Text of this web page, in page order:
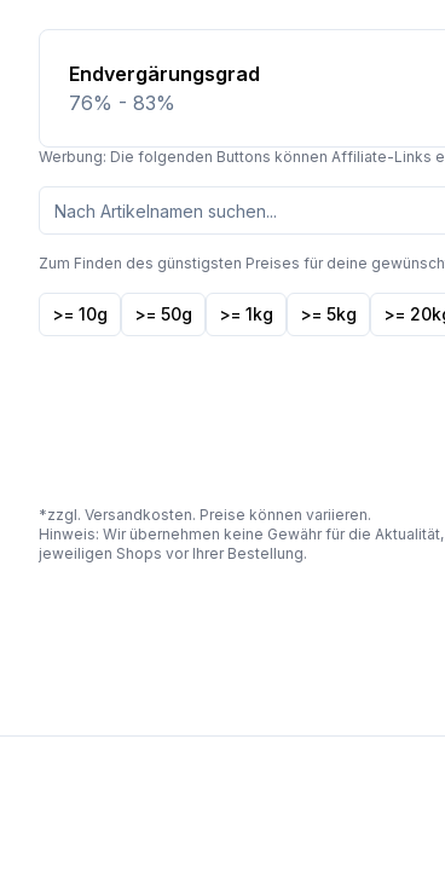
Endvergärungsgrad
76% - 83%
Werbung: Die folgenden Buttons können Affiliate-Links
Zum Finden des günstigsten Preises für deine
>= 10g >= 50g >= 1kg >= 5kg >=
*zzgl. Versandkosten. Preise können variieren.
Hinweis: Wir übernehmen keine Gewähr für die
jeweiligen Shops vor Ihrer Bestellung.